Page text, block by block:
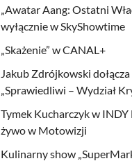
„Awatar Aang: Ostatni
wyłącznie w SkyShowtime
„Skażenie” w CANAL+
Jakub Zdrójkowski
„Sprawiedliwi – Wydział
Tymek Kucharczyk w
żywo w Motowizji
Kulinarny show